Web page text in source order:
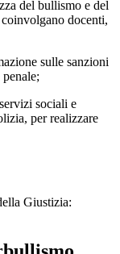
del bullismo e del
docenti,
sulle sanzioni
sociali e
per realizzare
Giustizia: